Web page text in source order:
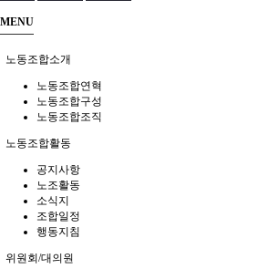
MENU
노동조합소개
노동조합연혁
노동조합구성
노동조합조직
노동조합활동
공지사항
노조활동
소식지
조합일정
행동지침
위원회/대의원